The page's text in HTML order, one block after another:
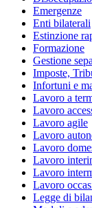
Emergenze
Enti bilaterali
Estinzione
Formazione
Gestione
Imposte,
Infortuni e
Lavoro a
Lavoro
Lavoro agile
Lavoro
Lavoro
Lavoro
Lavoro
Lavoro
Legge di